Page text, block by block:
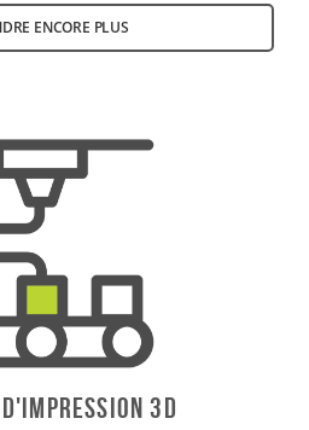
ENCORE PLUS
3D